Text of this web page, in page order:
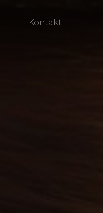
Kontakt